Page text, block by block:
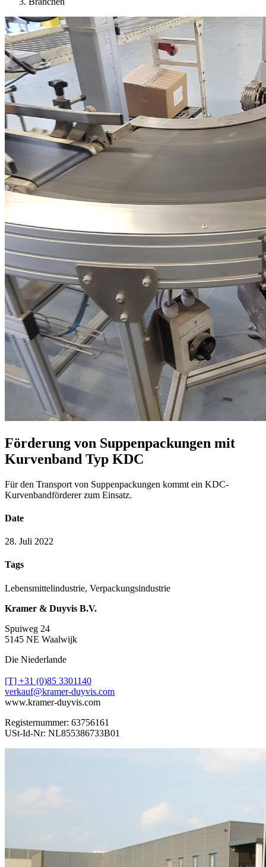
Förderung von Suppenpackungen mit
Kurvenband Typ KDC
Für den Transport von Suppenpackungen kommt ein KDC-
Kurvenbandförderer zum Einsatz.
Date
28. Juli 2022
Tags
Lebensmittelindustrie, Verpackungsindustrie
Kramer & Duyvis B.V.
Spuiweg 24
5145 NE Waalwijk
Die Niederlande
[T] +31 (0)85 3301140
verkauf@kramer-duyvis.com
www.kramer-duyvis.com
Registernummer: 63756161
USt-Id-Nr: NL855386733B01